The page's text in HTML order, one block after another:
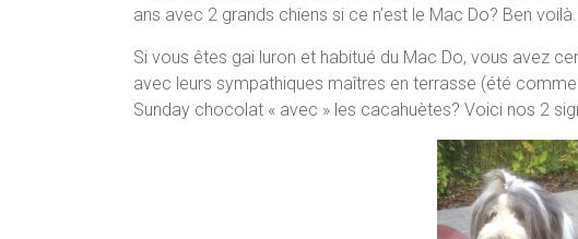
ans avec 2 grands chiens si ce n’est le Mac Do? Ben
Si vous êtes gai luron et habitué du Mac Do, vous avez
avec leurs sympathiques maîtres en terrasse (été comme
Sunday chocolat « avec » les cacahuètes? Voici nos 2